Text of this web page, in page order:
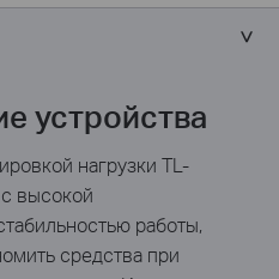
устройства
нагрузки TL-
высокой
работы,
средства при